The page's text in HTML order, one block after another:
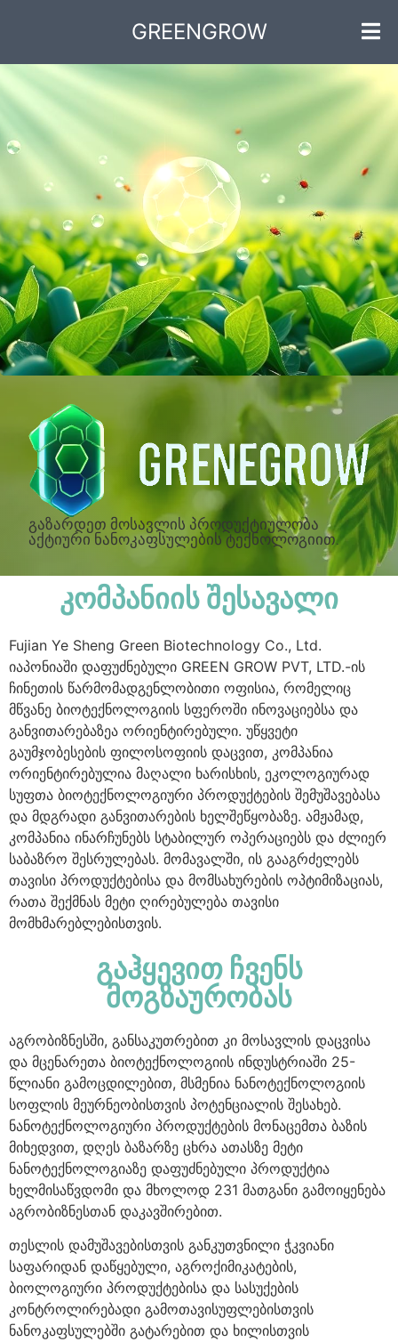
GREENGROW
გაზარდეთ მოსავლის პროდუქტიულობა
აქტიური ნანოკაფსულების ტექნოლოგიით.
კომპანიის შესავალი
Fujian Ye Sheng Green Biotechnology Co., Ltd.
იაპონიაში დაფუძნებული GREEN GROW PVT, LTD.-ის
ჩინეთის წარმომადგენლობითი ოფისია, რომელიც
მწვანე ბიოტექნოლოგიის სფეროში ინოვაციებსა და
განვითარებაზეა ორიენტირებული. უწყვეტი
გაუმჯობესების ფილოსოფიის დაცვით, კომპანია
ორიენტირებულია მაღალი ხარისხის, ეკოლოგიურად
სუფთა ბიოტექნოლოგიური პროდუქტების შემუშავებასა
და მდგრადი განვითარების ხელშეწყობაზე. ამჟამად,
კომპანია ინარჩუნებს სტაბილურ ოპერაციებს და ძლიერ
საბაზრო შესრულებას. მომავალში, ის გააგრძელებს
თავისი პროდუქტებისა და მომსახურების ოპტიმიზაციას,
რათა შექმნას მეტი ღირებულება თავისი
მომხმარებლებისთვის.
გაჰყევით ჩვენს
მოგზაურობას
აგრობიზნესში, განსაკუთრებით კი მოსავლის დაცვისა
და მცენარეთა ბიოტექნოლოგიის ინდუსტრიაში 25-
წლიანი გამოცდილებით, მსმენია ნანოტექნოლოგიის
სოფლის მეურნეობისთვის პოტენციალის შესახებ.
ნანოტექნოლოგიური პროდუქტების მონაცემთა ბაზის
მიხედვით, დღეს ბაზარზე ცხრა ათასზე მეტი
ნანოტექნოლოგიაზე დაფუძნებული პროდუქტია
ხელმისაწვდომი და მხოლოდ 231 მათგანი გამოიყენება
აგრობიზნესთან დაკავშირებით.
თესლის დამუშავებისთვის განკუთვნილი ჭკვიანი
საფარიდან დაწყებული, აგროქიმიკატების,
ბიოლოგიური პროდუქტებისა და სასუქების
კონტროლირებადი გამოთავისუფლებისთვის
ნანოკაფსულებში გატარებით და ხილისთვის